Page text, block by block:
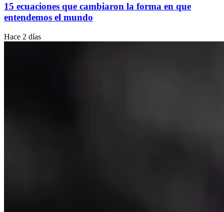
15 ecuaciones que cambiaron la forma en que
entendemos el mundo
Hace 2 días